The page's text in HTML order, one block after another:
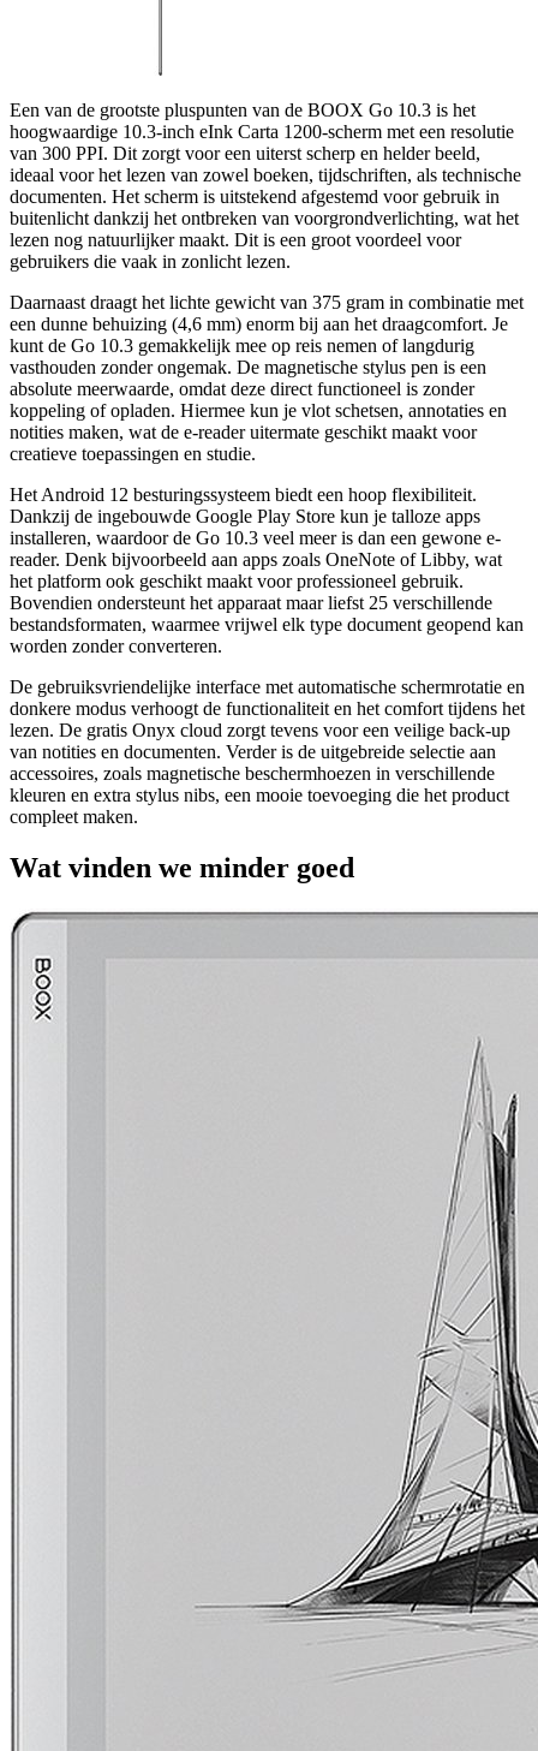
Een van de grootste pluspunten van de BOOX Go 10.3 is het
hoogwaardige 10.3-inch eInk Carta 1200-scherm met een resolutie
van 300 PPI. Dit zorgt voor een uiterst scherp en helder beeld,
ideaal voor het lezen van zowel boeken, tijdschriften, als technische
documenten. Het scherm is uitstekend afgestemd voor gebruik in
buitenlicht dankzij het ontbreken van voorgrondverlichting, wat het
lezen nog natuurlijker maakt. Dit is een groot voordeel voor
gebruikers die vaak in zonlicht lezen.
Daarnaast draagt het lichte gewicht van 375 gram in combinatie met
een dunne behuizing (4,6 mm) enorm bij aan het draagcomfort. Je
kunt de Go 10.3 gemakkelijk mee op reis nemen of langdurig
vasthouden zonder ongemak. De magnetische stylus pen is een
absolute meerwaarde, omdat deze direct functioneel is zonder
koppeling of opladen. Hiermee kun je vlot schetsen, annotaties en
notities maken, wat de e-reader uitermate geschikt maakt voor
creatieve toepassingen en studie.
Het Android 12 besturingssysteem biedt een hoop flexibiliteit.
Dankzij de ingebouwde Google Play Store kun je talloze apps
installeren, waardoor de Go 10.3 veel meer is dan een gewone e-
reader. Denk bijvoorbeeld aan apps zoals OneNote of Libby, wat
het platform ook geschikt maakt voor professioneel gebruik.
Bovendien ondersteunt het apparaat maar liefst 25 verschillende
bestandsformaten, waarmee vrijwel elk type document geopend kan
worden zonder converteren.
De gebruiksvriendelijke interface met automatische schermrotatie en
donkere modus verhoogt de functionaliteit en het comfort tijdens het
lezen. De gratis Onyx cloud zorgt tevens voor een veilige back-up
van notities en documenten. Verder is de uitgebreide selectie aan
accessoires, zoals magnetische beschermhoezen in verschillende
kleuren en extra stylus nibs, een mooie toevoeging die het product
compleet maken.
Wat vinden we minder goed